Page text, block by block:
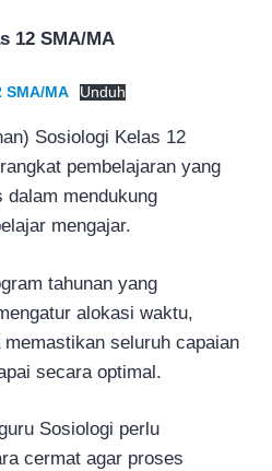
12 SMA/MA
SMA/MA Unduh
Sosiologi Kelas 12
pembelajaran yang
mendukung
mengajar.
tahunan yang
alokasi waktu,
seluruh capaian
secara optimal.
Sosiologi perlu
cermat agar proses